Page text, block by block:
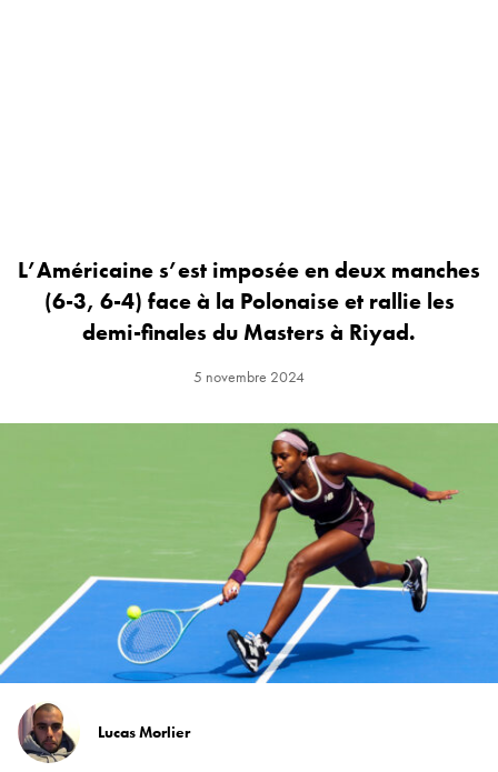
L’Américaine s’est imposée en deux manches
(6-3, 6-4) face à la Polonaise et rallie les
demi-finales du Masters à Riyad.
5 novembre 2024
Lucas Morlier